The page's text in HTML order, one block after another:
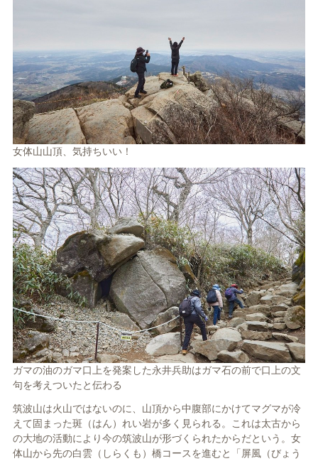
女体山山頂、気持ちいい！
ガマの油のガマ口上を発案した永井兵助はガマ石の前で口上の文
句を考えついたと伝わる
筑波山は火山ではないのに、山頂から中腹部にかけてマグマが冷
えて固まった斑（はん）れい岩が多く見られる。これは太古から
の大地の活動により今の筑波山が形づくられたからだという。女
体山から先の白雲（しらくも）橋コースを進むと「屏風（びょう